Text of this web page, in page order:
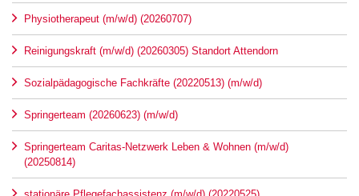
Physiotherapeut (m/w/d) (20260707)
Reinigungskraft (m/w/d) (20260305) Standort Attendorn
Sozialpädagogische Fachkräfte (20220513) (m/w/d)
Springerteam (20260623) (m/w/d)
Springerteam Caritas-Netzwerk Leben & Wohnen (m/w/d)
(20250814)